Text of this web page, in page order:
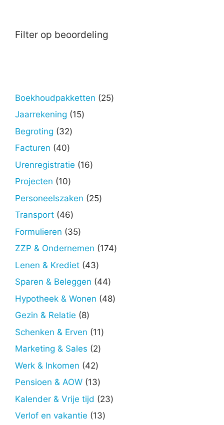
Filter op beoordeling
Boekhoudpakketten 2525
Jaarrekening 1515
Begroting 3232
Facturen 4040
producten
Urenregistratie 1616
Projecten 1010
producten
Personeelszaken 2525
Transport 4646
producten
Formulieren 3535
producten
ZZP & Ondernemen 174174
Lenen & Krediet 4343
producten
Sparen & Beleggen 4444
producten
Hypotheek & Wonen 4848
Gezin & Relatie 88
producten
Schenken & Erven 1111
Marketing & Sales 22
Werk & Inkomen 4242
producten
Pensioen & AOW 1313
producten
Kalender & Vrije tijd 2323
Verlof en vakantie 1313